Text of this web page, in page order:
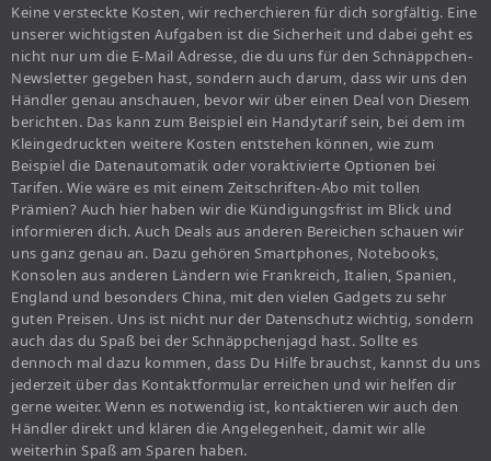
Keine versteckte Kosten, wir recherchieren für dich sorgfältig. Eine
unserer wichtigsten Aufgaben ist die Sicherheit und dabei geht es
nicht nur um die E-Mail Adresse, die du uns für den Schnäppchen-
Newsletter gegeben hast, sondern auch darum, dass wir uns den
Händler genau anschauen, bevor wir über einen Deal von Diesem
berichten. Das kann zum Beispiel ein Handytarif sein, bei dem im
Kleingedruckten weitere Kosten entstehen können, wie zum
Beispiel die Datenautomatik oder voraktivierte Optionen bei
Tarifen. Wie wäre es mit einem Zeitschriften-Abo mit tollen
Prämien? Auch hier haben wir die Kündigungsfrist im Blick und
informieren dich. Auch Deals aus anderen Bereichen schauen wir
uns ganz genau an. Dazu gehören Smartphones, Notebooks,
Konsolen aus anderen Ländern wie Frankreich, Italien, Spanien,
England und besonders China, mit den vielen Gadgets zu sehr
guten Preisen. Uns ist nicht nur der Datenschutz wichtig, sondern
auch das du Spaß bei der Schnäppchenjagd hast. Sollte es
dennoch mal dazu kommen, dass Du Hilfe brauchst, kannst du uns
jederzeit über das Kontaktformular erreichen und wir helfen dir
gerne weiter. Wenn es notwendig ist, kontaktieren wir auch den
Händler direkt und klären die Angelegenheit, damit wir alle
weiterhin Spaß am Sparen haben.